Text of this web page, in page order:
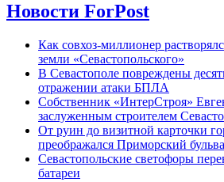
Новости ForPost
Как совхоз-миллионер
земли «Севастопольского»
В Севастополе повреждены
отражении атаки БПЛА
Собственник «ИнтерСтроя»
заслуженным строителем
От руин до визитной карточки
преображался Приморский
Севастопольские светофоры
батареи